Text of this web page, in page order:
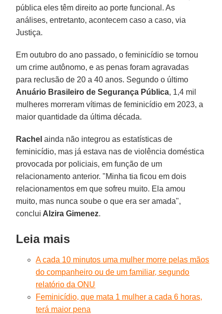
pública eles têm direito ao porte funcional. As
análises, entretanto, acontecem caso a caso, via
Justiça.
Em outubro do ano passado, o feminicídio se tornou
um crime autônomo, e as penas foram agravadas
para reclusão de 20 a 40 anos. Segundo o último
Anuário Brasileiro de Segurança Pública, 1,4 mil
mulheres morreram vítimas de feminicídio em 2023, a
maior quantidade da última década.
Rachel ainda não integrou as estatísticas de
feminicídio, mas já estava nas de violência doméstica
provocada por policiais, em função de um
relacionamento anterior. "Minha tia ficou em dois
relacionamentos em que sofreu muito. Ela amou
muito, mas nunca soube o que era ser amada",
conclui Alzira Gimenez.
Leia mais
A cada 10 minutos uma mulher morre pelas mãos
do companheiro ou de um familiar, segundo
relatório da ONU
Feminicídio, que mata 1 mulher a cada 6 horas,
terá maior pena